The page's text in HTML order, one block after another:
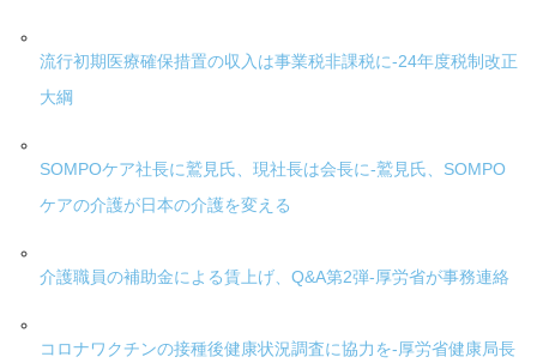
流行初期医療確保措置の収入は事業税非課税に-24年度税制改正
大綱
SOMPOケア社長に鷲見氏、現社長は会長に-鷲見氏、SOMPO
ケアの介護が日本の介護を変える
介護職員の補助金による賃上げ、Q&A第2弾-厚労省が事務連絡
コロナワクチンの接種後健康状況調査に協力を-厚労省健康局長